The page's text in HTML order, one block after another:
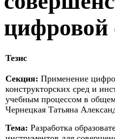
цифровой
Тезис
Секция: Применение
конструкторских сред и
учебным процессом в
Чернецкая Татьяна
Тема: Разработка